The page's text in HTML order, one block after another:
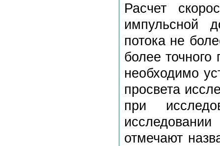
Расчет
импульсной
потока не
более точного
необходимо
просвета
при
отмечают